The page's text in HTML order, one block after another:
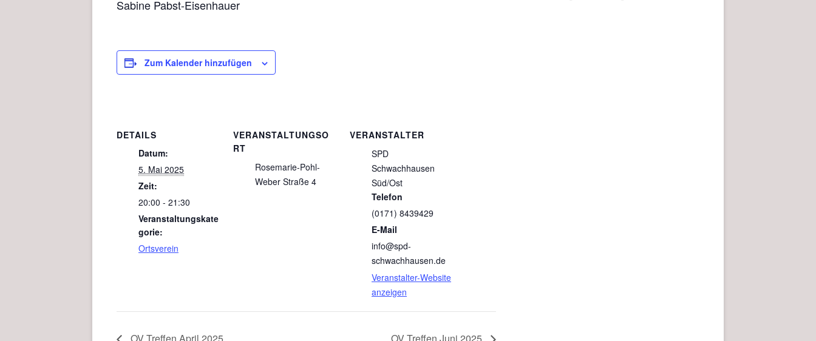
Sabine Pabst-Eisenhauer
Zum Kalender hinzufügen
DETAILS
Datum:
5. Mai 2025
Zeit:
20:00 - 21:30
Veranstaltungskate
gorie:
Ortsverein
VERANSTALTUNGSO
RT
Rosemarie-Pohl-
Weber Straße 4
VERANSTALTER
SPD
Schwachhausen
Süd/Ost
Telefon
(0171) 8439429
E-Mail
info@spd-
schwachhausen.de
Veranstalter-Website
anzeigen